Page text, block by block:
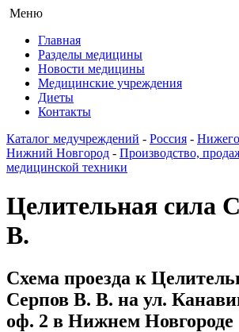
Меню
Главная
Разделы медицины
Новости медицины
Медицинские учреждения
Диеты
Контакты
Каталог медучреждений - Россия -
Нижний Новгород - Производство,
медицинской техники
Целительная сила
В.
Схема проезда к
Серпов В. В. на ул.
оф. 2 в Нижнем Новгороде